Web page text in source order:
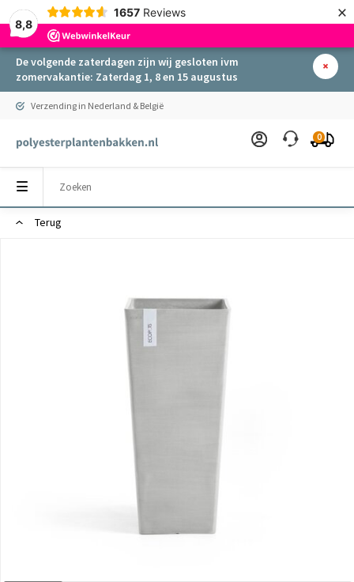
8,8
1657 Reviews ×
De volgende zaterdagen zijn wij gesloten ivm
zomervakantie: Zaterdag 1, 8 en 15 augustus
Verzending in Nederland & België
0
Terug